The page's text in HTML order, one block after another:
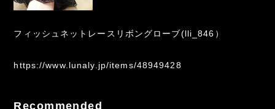
フィッシュネットレースリボングローブ(lli_846）
https://www.lunaly.jp/items/48949428
Recommended